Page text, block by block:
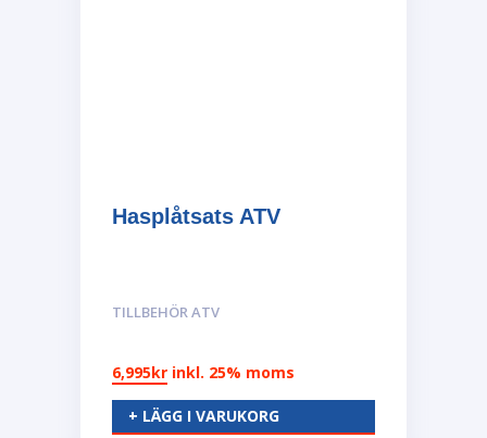
Hasplåtsats ATV
TILLBEHÖR ATV
6,995kr inkl. 25% moms
+ LÄGG I VARUKORG